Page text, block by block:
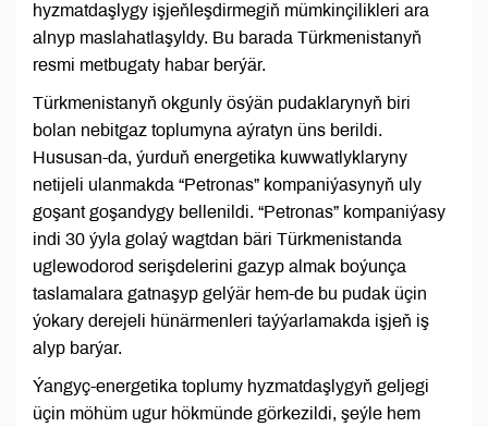
hyzmatdaşlygy işjeňleşdirmegiň mümkinçilikleri ara
alnyp maslahatlaşyldy. Bu barada Türkmenistanyň
resmi metbugaty habar berýär.
Türkmenistanyň okgunly ösýän pudaklarynyň biri
bolan nebitgaz toplumyna aýratyn üns berildi.
Hususan-da, ýurduň energetika kuwwatlyklaryny
netijeli ulanmakda “Petronas” kompaniýasynyň uly
goşant goşandygy bellenildi. “Petronas” kompaniýasy
indi 30 ýyla golaý wagtdan bäri Türkmenistanda
uglewodorod serişdelerini gazyp almak boýunça
taslamalara gatnaşyp gelýär hem-de bu pudak üçin
ýokary derejeli hünärmenleri taýýarlamakda işjeň iş
alyp barýar.
Ýangyç-energetika toplumy hyzmatdaşlygyň geljegi
üçin möhüm ugur hökmünde görkezildi, şeýle hem